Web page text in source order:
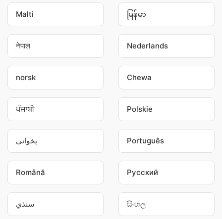
Malti မြန်မာ
नेपाल Nederlands
norsk Chewa
ਪੰਜਾਬੀ Polskie
پخوانی Português
Română Pусский
سنڌي සිංහල